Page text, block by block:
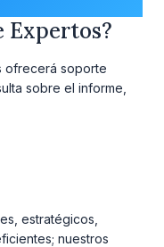
Expertos?
ofrecerá soporte
sobre el informe,
estratégicos,
nuestros